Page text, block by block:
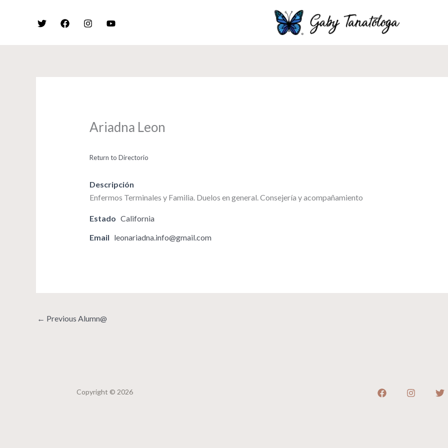
Ariadna Leon
Return to Directorio
Descripción
Enfermos Terminales y Familia. Duelos en general. Consejería y acompañamiento
Estado California
Email leonariadna.info@gmail.com
← Previous Alumn@
Copyright © 2026